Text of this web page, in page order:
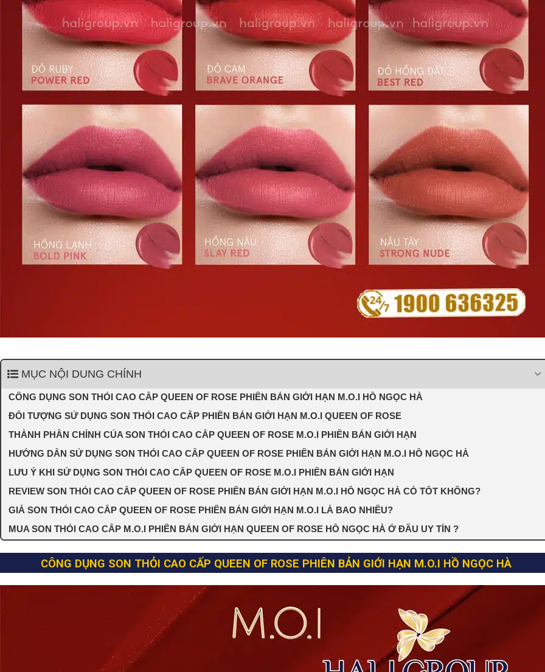
MỤC NỘI DUNG CHÍNH
CÔNG DỤNG SON THỎI CAO CẤP QUEEN OF ROSE PHIÊN BẢN GIỚI HẠN M.O.I HỒ NGỌC HÀ
ĐỐI TƯỢNG SỬ DỤNG SON THỎI CAO CẤP PHIÊN BẢN GIỚI HẠN M.O.I QUEEN OF ROSE
THÀNH PHẦN CHÍNH CỦA SON THỎI CAO CẤP QUEEN OF ROSE M.O.I PHIÊN BẢN GIỚI HẠN
HƯỚNG DẪN SỬ DỤNG SON THỎI CAO CẤP QUEEN OF ROSE PHIÊN BẢN GIỚI HẠN M.O.I HỒ NGỌC HÀ
LƯU Ý KHI SỬ DỤNG SON THỎI CAO CẤP QUEEN OF ROSE M.O.I PHIÊN BẢN GIỚI HẠN
REVIEW SON THỎI CAO CẤP QUEEN OF ROSE PHIÊN BẢN GIỚI HẠN M.O.I HỒ NGỌC HÀ CÓ TỐT KHÔNG?
GIÁ SON THỎI CAO CẤP QUEEN OF ROSE PHIÊN BẢN GIỚI HẠN M.O.I LÀ BAO NHIÊU?
MUA SON THỎI CAO CẤP M.O.I PHIÊN BẢN GIỚI HẠN QUEEN OF ROSE HỒ NGỌC HÀ Ở ĐÂU UY TÍN ?
CÔNG DỤNG SON THỎI CAO CẤP QUEEN OF ROSE PHIÊN BẢN GIỚI HẠN M.O.I HỒ NGỌC HÀ